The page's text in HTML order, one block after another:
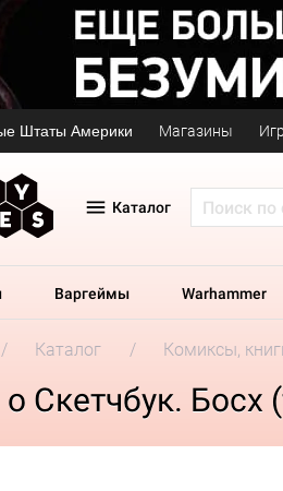
Штаты Америки Магазины
Каталог
Варгеймы Warhammer
Каталог Комиксы,
Скетчбук. Босх